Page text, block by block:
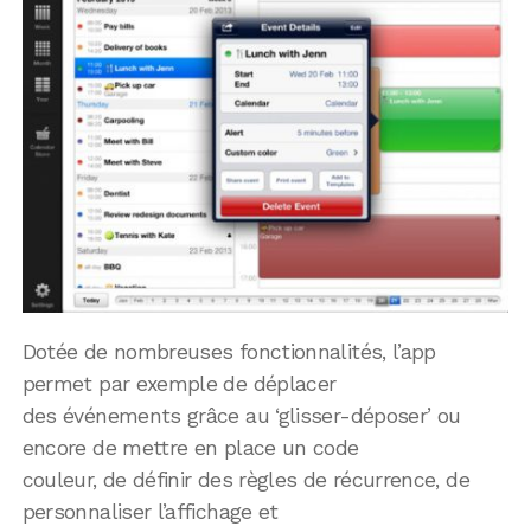
Dotée de nombreuses fonctionnalités, l’app
permet par exemple de déplacer
des événements grâce au ‘glisser-déposer’ ou
encore de mettre en place un code
couleur, de définir des règles de récurrence, de
personnaliser l’affichage et